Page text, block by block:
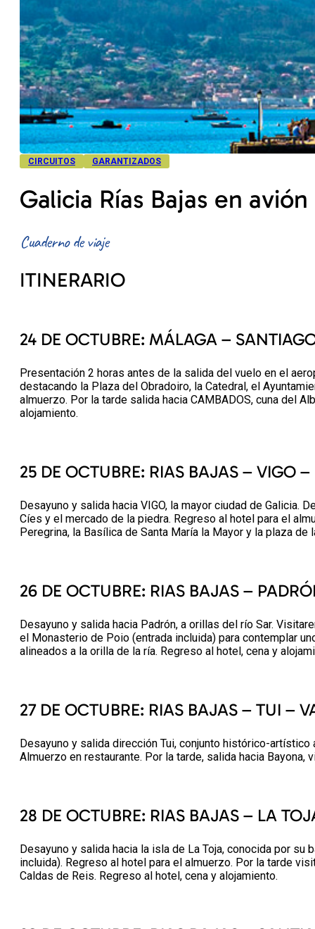
CIRCUITOS GARANTIZADOS
Galicia Rías Bajas en avión
Cuaderno de viaje
ITINERARIO
24 DE OCTUBRE: MÁLAGA –
Presentación 2 horas antes de la salida del vuelo en el
destacando la Plaza del Obradoiro, la Catedral, el
almuerzo. Por la tarde salida hacia CAMBADOS, cuna del
alojamiento.
25 DE OCTUBRE: RIAS BAJAS – VIGO
Desayuno y salida hacia VIGO, la mayor ciudad de Galicia.
Cíes y el mercado de la piedra. Regreso al hotel para el
Peregrina, la Basílica de Santa María la Mayor y la plaza de
26 DE OCTUBRE: RIAS BAJAS –
Desayuno y salida hacia Padrón, a orillas del río Sar.
el Monasterio de Poio (entrada incluida) para contemplar
alineados a la orilla de la ría. Regreso al hotel, cena y
27 DE OCTUBRE: RIAS BAJAS – TUI –
Desayuno y salida dirección Tui, conjunto histórico-
Almuerzo en restaurante. Por la tarde, salida hacia
28 DE OCTUBRE: RIAS BAJAS – LA
Desayuno y salida hacia la isla de La Toja, conocida por su
incluida). Regreso al hotel para el almuerzo. Por la tarde
Caldas de Reis. Regreso al hotel, cena y alojamiento.